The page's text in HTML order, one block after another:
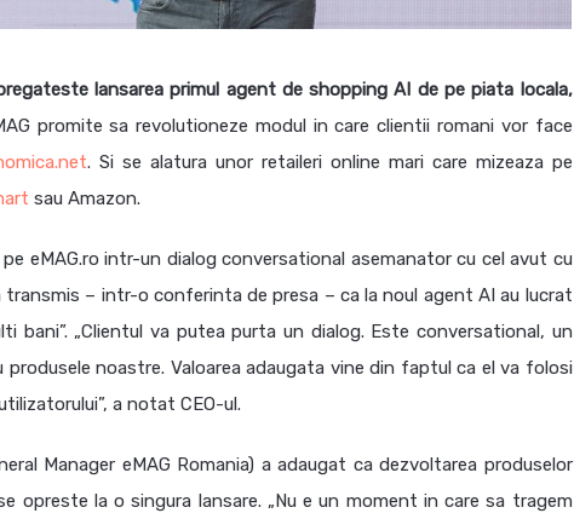
lansarea primul agent de shopping AI de pe piata locala,
promite sa revolutioneze modul in care clientii romani vor face
. Si se alatura unor retaileri online mari care mizeaza pe
sau Amazon.
eMAG.ro intr-un dialog conversational asemanator cu cel avut cu
transmis – intr-o conferinta de presa – ca la noul agent AI au lucrat
„Clientul va putea purta un dialog. Este conversational, un
noastre. Valoarea adaugata vine din faptul ca el va folosi
a notat CEO-ul.
Manager eMAG Romania) a adaugat ca dezvoltarea produselor
opreste la o singura lansare. „Nu e un moment in care sa tragem